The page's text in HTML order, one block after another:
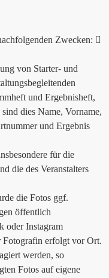
Zwecken: 
von Starter- und
und Ergebnisheft,
dies Name, Vorname,
und Ergebnis
für die
die des Veranstalters
die Fotos ggf.
öffentlich
oder Instagram
Fotografin erfolgt vor Ort.
werden, so
Fotos auf eigene